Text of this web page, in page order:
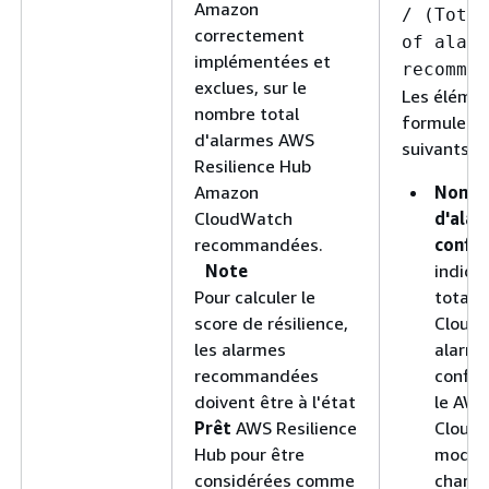
Amazon
correctement
implémentées et
exclues, sur le
nombre total
d'alarmes AWS
Resilience Hub
Amazon
CloudWatch
recommandées.
Note
Pour calculer le
score de résilience,
les alarmes
recommandées
doivent être à l'état
Prêt AWS Resilience
Hub pour être
considérées comme
/ (Total
of
Les
formule
suivants :
total
le AWS